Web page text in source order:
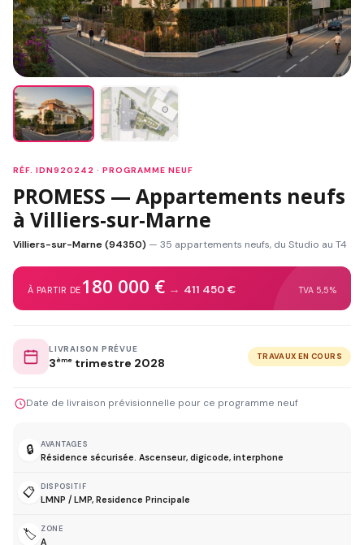
RÉF. IDN920242 · PROGRAMME NEUF
PROMESS — Appartements neufs
à Villiers-sur-Marne
Villiers-sur-Marne (94350) — 35 appartements neufs, du Studio au T4
À PARTIR DE 180 000 € → 411 450 € TVA 5,5%
LIVRAISON PRÉVUE
3ème trimestre 2028 TRAVAUX EN COURS
Date de livraison prévisionnelle pour ce programme neuf
🔒 AVANTAGES
Résidence sécurisée. Ascenseur, digicode, interphone
📋 DISPOSITIF
LMNP / LMP, Residence Principale
🏷️ ZONE
A